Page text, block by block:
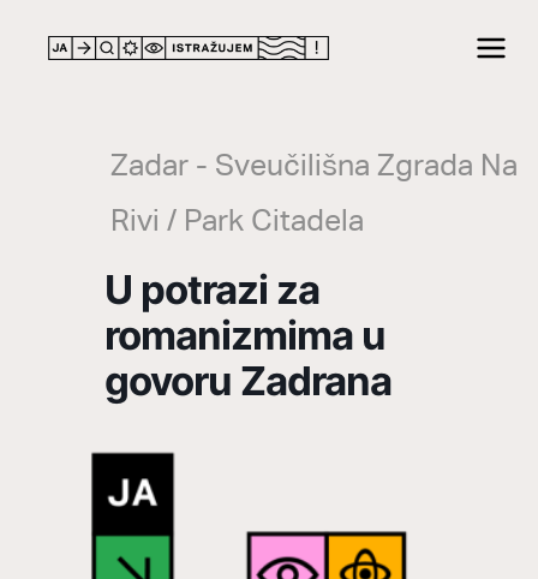
Zadar - Sveučilišna Zgrada Na
Rivi / Park Citadela
U potrazi za
romanizmima u
govoru Zadrana